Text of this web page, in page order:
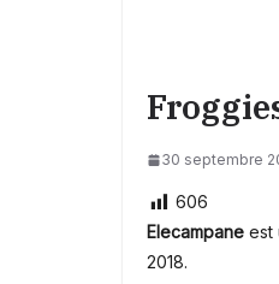
30 septembre
606
Elecampane est
2018.